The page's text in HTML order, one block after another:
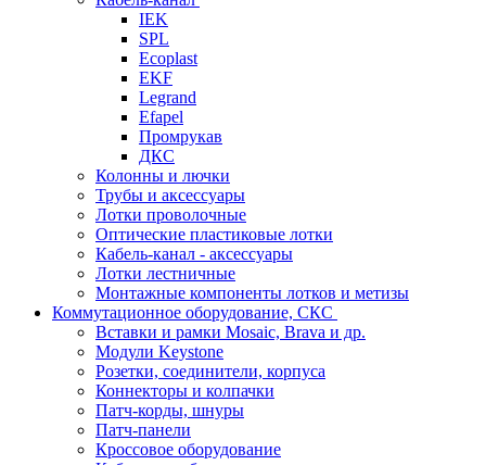
IEK
SPL
Ecoplast
EKF
Legrand
Efapel
Промрукав
ДКС
Колонны и лючки
Трубы и аксессуары
Лотки проволочные
Оптические пластиковые лотки
Кабель-канал - аксессуары
Лотки лестничные
Монтажные компоненты лотков и метизы
Коммутационное оборудование, СКС
Вставки и рамки Mosaic, Brava и др.
Модули Keystone
Розетки, соединители, корпуса
Коннекторы и колпачки
Патч-корды, шнуры
Патч-панели
Кроссовое оборудование